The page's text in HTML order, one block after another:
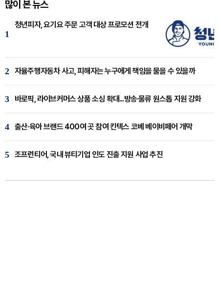
많이 본 뉴스
1
청년피자, 요기요 주문 고객 대상 프로모션 전개
2 자율주행자동차 사고, 피해자는 누구에게 책임을 물을 수 있을까
3 바로픽, 라이브커머스 상품 소싱 확대...방송·물류 원스톱 지원 강화
4 출산·육아 브랜드 400여 곳 참여 킨텍스 코베 베이비페어 개막
5 조프런티어, 국내 뷰티기업 인도 진출 지원 사업 추진